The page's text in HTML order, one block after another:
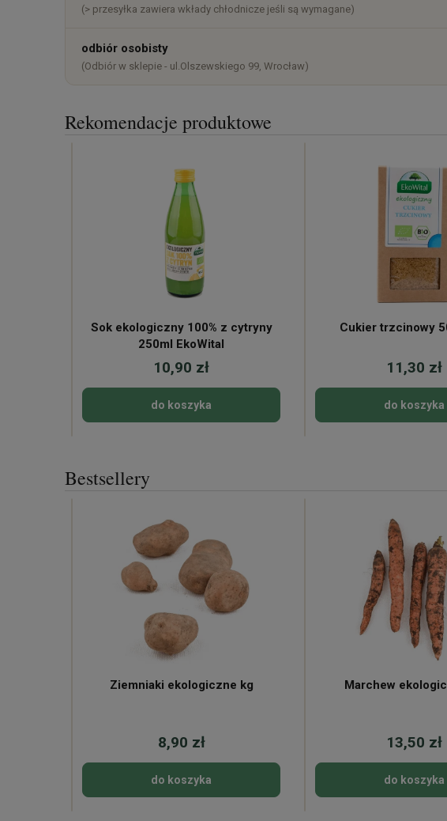
(> przesyłka zawiera wkłady chłodnicze jeśli są wymagane)
odbiór osobisty
(Odbiór w sklepie - ul.Olszewskiego 99, Wrocław)
Rekomendacje produktowe
Sok ekologiczny 100% z cytryny
250ml EkoWital
10,90 zł
do koszyka
Cukier trzcinowy
11,30 zł
do koszyka
Bestsellery
Ziemniaki ekologiczne kg
8,90 zł
do koszyka
Marchew
13,50 zł
do koszyka